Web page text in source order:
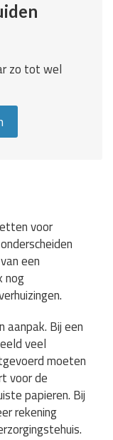
zo tot wel
voor
een
nog
aanpak. Bij een
veel
moeten
voor de
papieren. Bij
rekening